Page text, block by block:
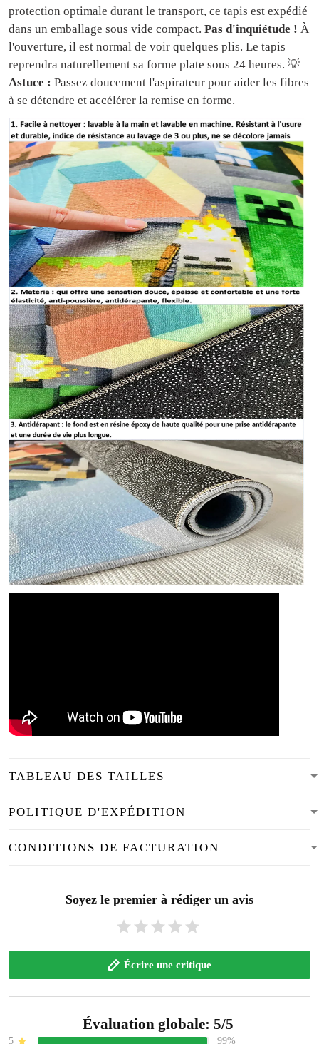
protection optimale durant le transport, ce tapis est expédié
dans un emballage sous vide compact. Pas d'inquiétude ! À
l'ouverture, il est normal de voir quelques plis. Le tapis
reprendra naturellement sa forme plate sous 24 heures. 💡
Astuce : Passez doucement l'aspirateur pour aider les fibres
à se détendre et accélérer la remise en forme.
TABLEAU DES TAILLES
POLITIQUE D'EXPÉDITION
CONDITIONS DE FACTURATION
Soyez le premier à rédiger un avis
Écrire une critique
Évaluation globale: 5/5
5 99%